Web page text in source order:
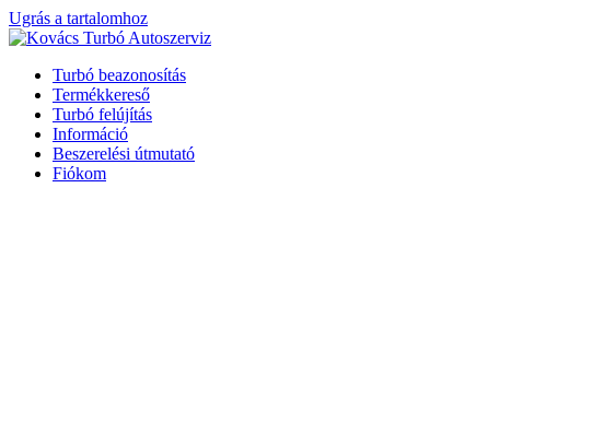
Ugrás a tartalomhoz
Turbó beazonosítás
Termékkereső
Turbó felújítás
Információ
Beszerelési útmutató
Fiókom